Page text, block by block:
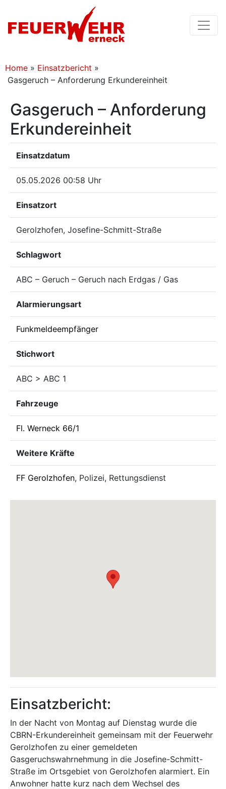
Home » Einsatzbericht »
Gasgeruch – Anforderung Erkundereinheit
Gasgeruch – Anforderung
Erkundereinheit
Einsatzdatum
05.05.2026 00:58 Uhr
Einsatzort
Gerolzhofen, Josefine-Schmitt-Straße
Schlagwort
ABC – Geruch – Geruch nach Erdgas / Gas
Alarmierungsart
Funkmeldeempfänger
Stichwort
ABC > ABC 1
Fahrzeuge
Fl. Werneck 66/1
Weitere Kräfte
FF Gerolzhofen, Polizei, Rettungsdienst
Einsatzbericht:
In der Nacht von Montag auf Dienstag wurde die
CBRN-Erkundereinheit gemeinsam mit der Feuerwehr
Gerolzhofen zu einer gemeldeten
Gasgeruchswahrnehmung in die Josefine-Schmitt-
Straße im Ortsgebiet von Gerolzhofen alarmiert. Ein
Anwohner hatte kurz nach dem Wechsel des